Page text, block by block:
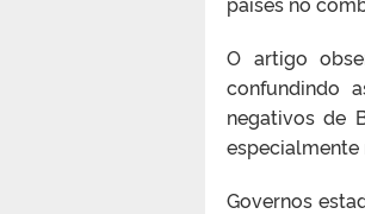
O artigo
confundindo
negativos de
especialmente
Governos